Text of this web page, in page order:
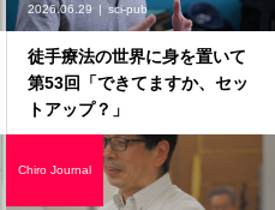
2026.06.29 sci-pub
徒手療法の世界に身を置いて
第53回「できてますか、セッ
トアップ？」
Chiro Journal